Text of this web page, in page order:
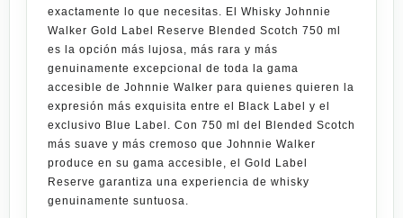
exactamente lo que necesitas. El Whisky Johnnie
Walker Gold Label Reserve Blended Scotch 750 ml
es la opción más lujosa, más rara y más
genuinamente excepcional de toda la gama
accesible de Johnnie Walker para quienes quieren la
expresión más exquisita entre el Black Label y el
exclusivo Blue Label. Con 750 ml del Blended Scotch
más suave y más cremoso que Johnnie Walker
produce en su gama accesible, el Gold Label
Reserve garantiza una experiencia de whisky
genuinamente suntuosa.